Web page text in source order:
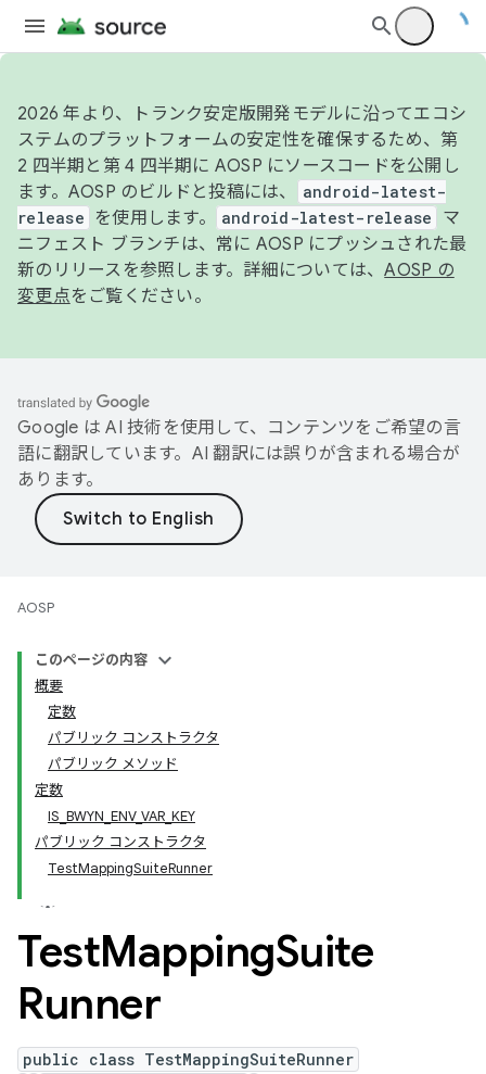
2026 年より、トランク安定版開発モデルに沿ってエコシ
ステムのプラットフォームの安定性を確保するため、第
2 四半期と第 4 四半期に AOSP にソースコードを公開し
ます。AOSP のビルドと投稿には、
android-latest-
release
を使用します。 android-latest-release
マ
ニフェスト ブランチは、常に AOSP にプッシュされた最
新のリリースを参照します。詳細については、AOSP の
変更点をご覧ください。
Google は AI 技術を使用して、コンテンツをご希望の言
語に翻訳しています。AI 翻訳には誤りが含まれる場合が
あります。
AOSP
このページの内容
概要
定数
パブリック コンストラクタ
パブリック メソッド
定数
IS_BWYN_ENV_VAR_KEY
パブリック コンストラクタ
TestMappingSuiteRunner
TestMappingSuite
Runner
public class TestMappingSuiteRunner